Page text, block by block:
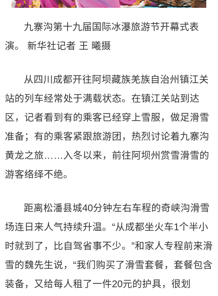
九寨沟第十九届国际冰瀑旅游节开幕式表
演。 新华社记者 王 曦摄
从四川成都开往阿坝藏族羌族自治州镇江关
站的列车经常处于满载状态。在镇江关站到达
区，记者看到有的乘客已经穿上雪服，做足滑雪
准备；有的乘客紧跟旅游团，热烈讨论着九寨沟
黄龙之旅……入冬以来，前往阿坝州赏雪滑雪的
游客络绎不绝。
距离松潘县城40分钟左右车程的奇峡沟滑雪
场连日来人气持续升温。“从成都坐火车1个半小
时就到了，比自驾省事不少。”和家人专程前来滑
雪的魏先生说，“我们购买了滑雪套餐，套餐包含
装备，又给每人租了一件20元的护具，很划